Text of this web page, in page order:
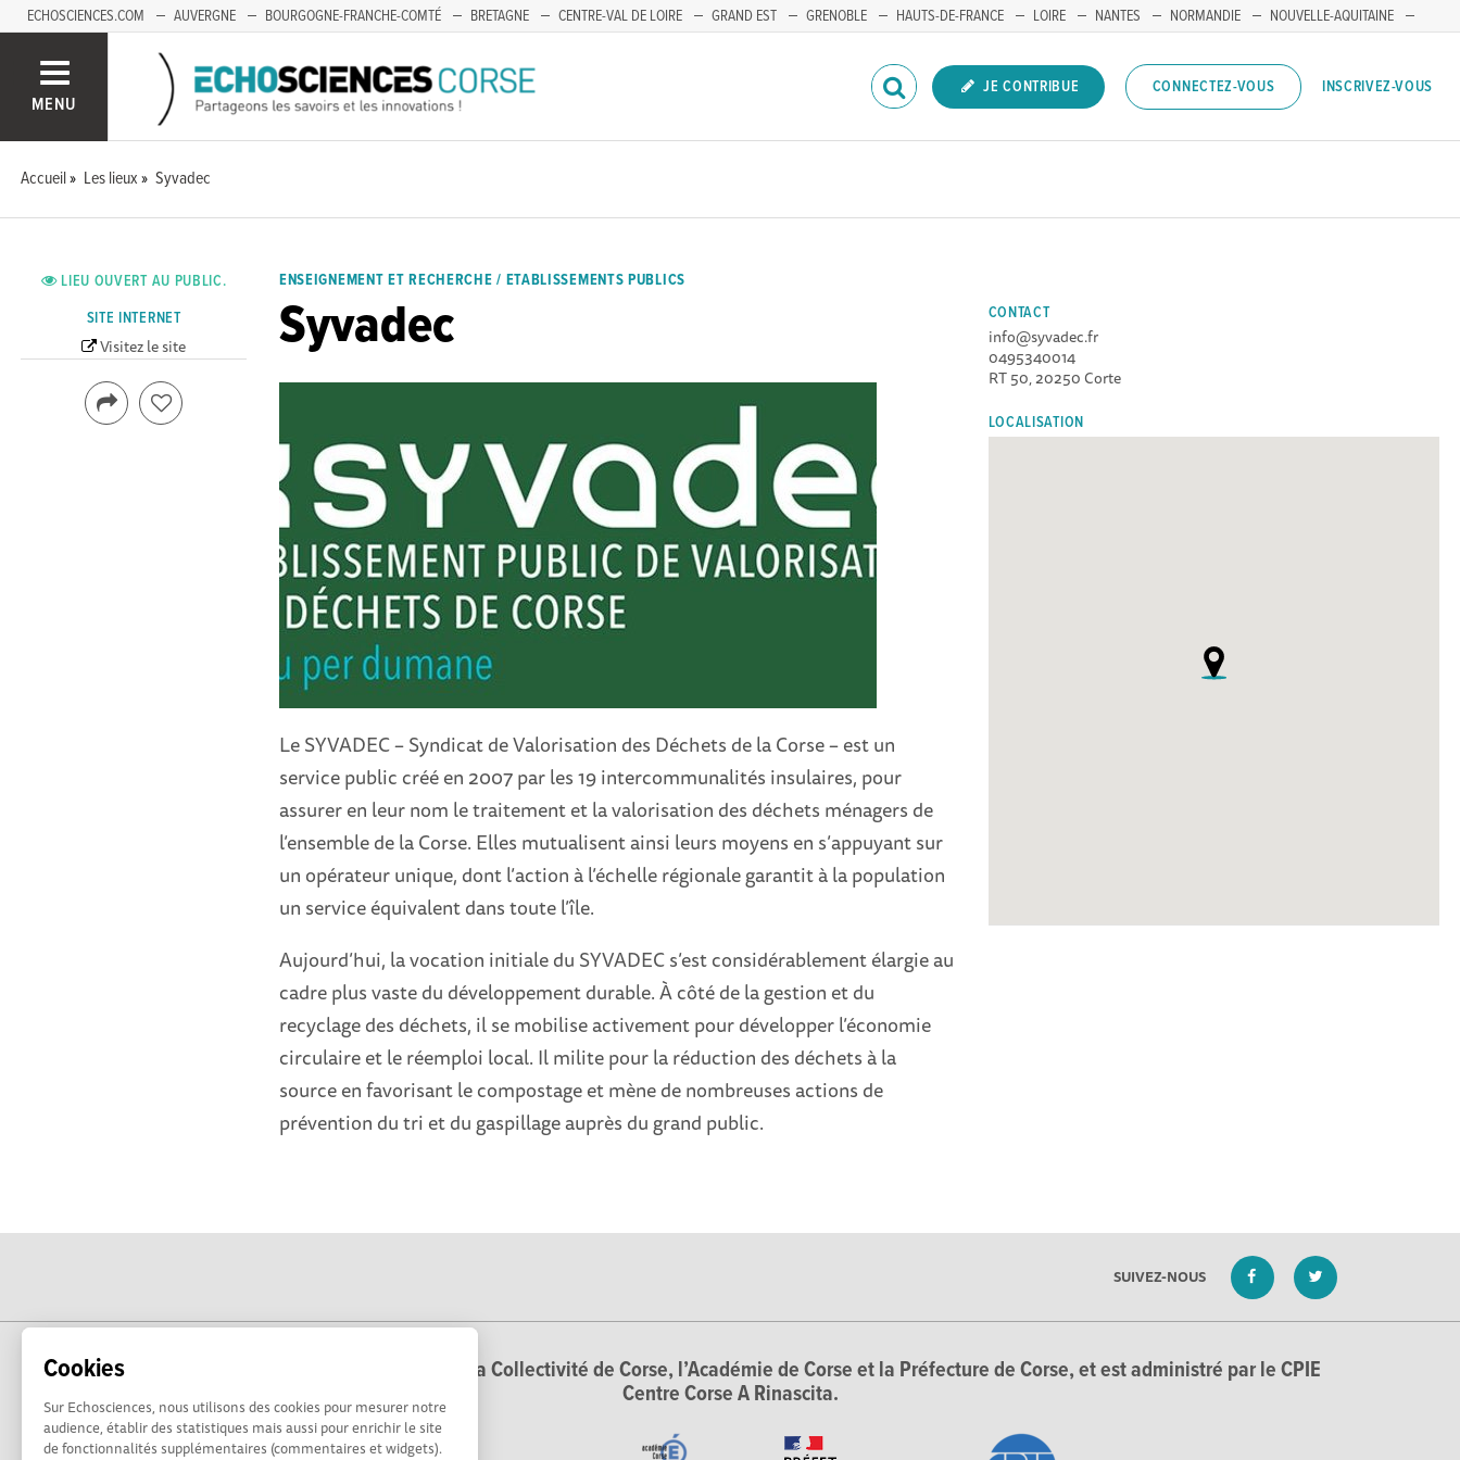
Cookies
Sur Echosciences, nous utilisons des cookies pour mesurer notre
audience, établir des statistiques mais aussi pour enrichir le site
de fonctionnalités supplémentaires (commentaires et widgets).
ECHOSCIENCES.COM AUVERGNE BOURGOGNE-FRANCHE-COMTÉ BRETAGNE CENTRE-VAL DE LOIRE GRAND EST GRENOBLE HAUTS-DE-FRANCE LOIRE NANTES NORMANDIE
NOUVELLE-AQUITAINE
MENU
JE CONTRIBUE CONNECTEZ-VOUS INSCRIVEZ-VOUS
Accueil Les lieux Syvadec
ENSEIGNEMENT ET RECHERCHE / ETABLISSEMENTS PUBLICS
Syvadec
Le SYVADEC – Syndicat de Valorisation des Déchets de la Corse – est un
service public créé en 2007 par les 19 intercommunalités insulaires, pour
assurer en leur nom le traitement et la valorisation des déchets ménagers de
l’ensemble de la Corse. Elles mutualisent ainsi leurs moyens en s’appuyant sur
un opérateur unique, dont l’action à l’échelle régionale garantit à la population
un service équivalent dans toute l’île.
Aujourd’hui, la vocation initiale du SYVADEC s’est considérablement élargie au
cadre plus vaste du développement durable. À côté de la gestion et du
recyclage des déchets, il se mobilise activement pour développer l’économie
circulaire et le réemploi local. Il milite pour la réduction des déchets à la
source en favorisant le compostage et mène de nombreuses actions de
prévention du tri et du gaspillage auprès du grand public.
CONTACT
info@syvadec.fr
0495340014
RT 50, 20250 Corte
LOCALISATION
LIEU OUVERT AU PUBLIC.
SITE INTERNET
Visitez le site
SUIVEZ-NOUS
Echosciences Corse est coordonné par la Collectivité de Corse, l’Académie de Corse et la Préfecture de Corse, et est administré par le CPIE
Centre Corse A Rinascita.